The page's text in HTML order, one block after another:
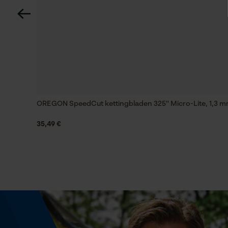
Schuine snede
Gereedschapsloze kettingspanning
OREGON SpeedCut kettingbladen 325'' Micro-Lite, 1,3
35,49 €